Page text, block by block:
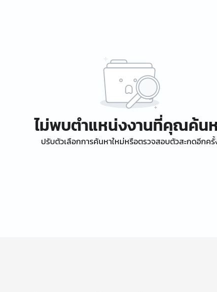
ไม่พบตำแหน่งงานที่คุณค้น
ปรับตัวเลือกการค้นหาใหม่หรือตรวจสอบตัวสะกดอีกครั้